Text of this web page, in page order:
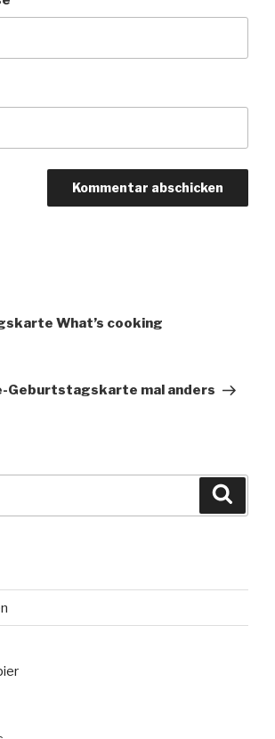
What’s cooking
Geburtstagskarte mal anders